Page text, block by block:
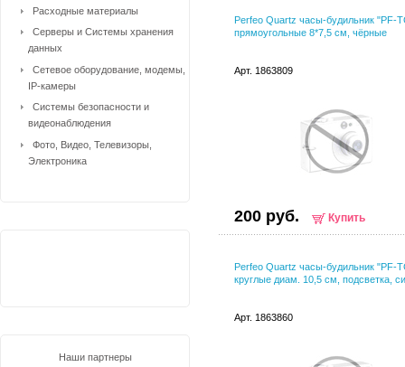
Perfeo Quartz часы-будильник "PF-
прямоугольные 8*7,5 см, чёрные
Арт. 1863809
200 руб. Купить
Perfeo Quartz часы-будильник "PF-
круглые диам. 10,5 см, подсветка,
Арт. 1863860
Расходные материалы
Серверы и Системы хранения
данных
Сетевое оборудование, модемы,
IP-камеры
Системы безопасности и
видеонаблюдения
Фото, Видео, Телевизоры,
Электроника
Наши партнеры